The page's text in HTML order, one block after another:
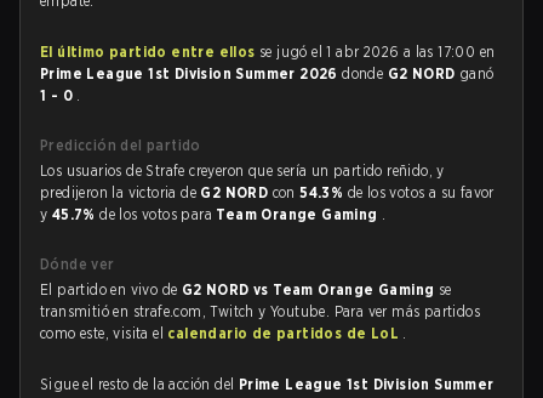
El último partido entre ellos se jugó el 1 abr 2026 a las 17:00 en
Prime League 1st Division Summer 2026donde G2 NORD ganó
1 - 0 .
Predicción del partido
Los usuarios de Strafe creyeron que sería un partido reñido, y
predijeron la victoria de G2 NORD con54.3% de los votos a su favor
y 45.7%de los votos para Team Orange Gaming .
Dónde ver
El partido en vivo de G2 NORD vs Team Orange Gaming se
transmitió en strafe.com, Twitch y Youtube. Para ver más partidos
como este, visita el calendario de partidos de LoL .
Sigue el resto de la acción del Prime League 1st Division Summer